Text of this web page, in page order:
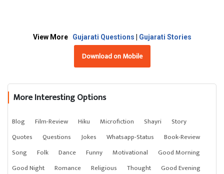
View More Gujarati Questions Gujarati Stories
Download on Mobile
More Interesting Options
Blog Film-Review Hiku Microfiction Shayri
Story
Quotes
Questions Jokes Whatsapp-Status
Book-Review
Song
Folk Dance Funny Motivational
Good Morning
Good Night
Romance Religious Thought
Good Evening